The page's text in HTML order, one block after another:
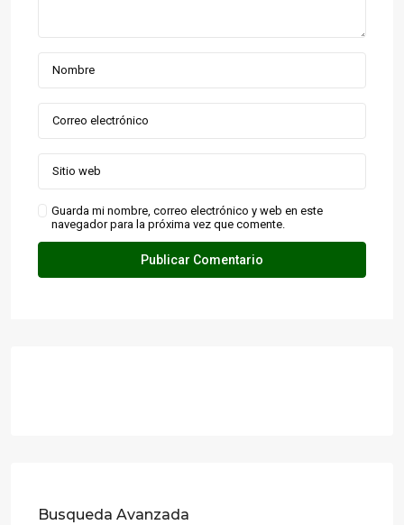
Guarda mi nombre, correo electrónico y web en este
navegador para la próxima vez que comente.
Busqueda Avanzada